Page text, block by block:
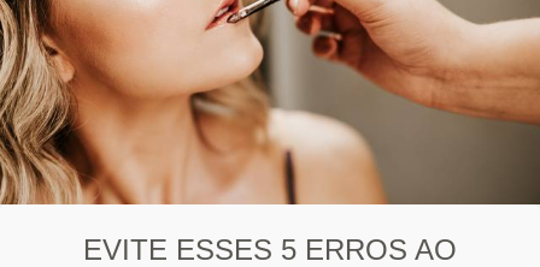
EVITE ESSES 5 ERROS AO